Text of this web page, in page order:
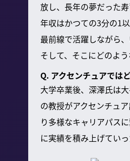
放し、長年の夢だった
年収はかつての3分の1
最前線で活躍しながら
そして、そこにどのよ
Q. アクセンチュアでは
大学卒業後、深澤氏は
の教授がアクセンチュ
り多様なキャリアパス
に実績を積み上げていっ